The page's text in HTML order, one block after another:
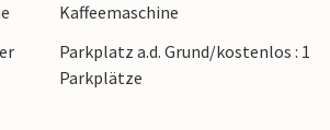
Kaffeemaschine
Parkplatz a.d. Grund/kostenlos : 1
Parkplätze